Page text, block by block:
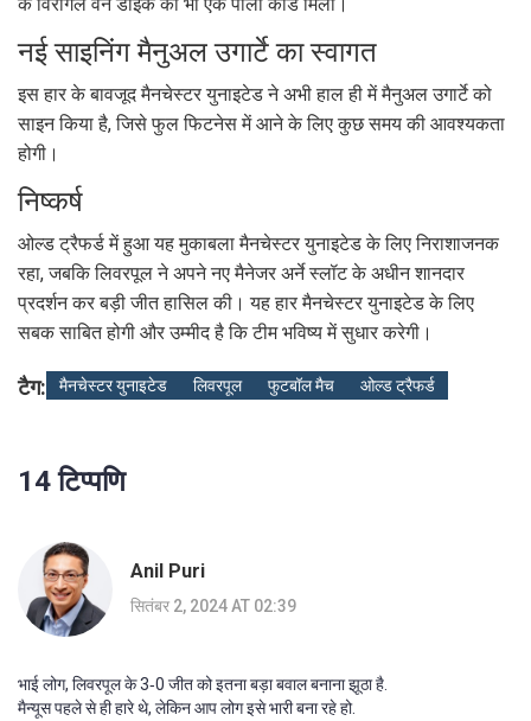
नई साइनिंग मैनुअल उगार्टे का स्वागत
इस हार के बावजूद मैनचेस्टर युनाइटेड ने अभी हाल ही में मैनुअल उगार्टे को
साइन किया है, जिसे फुल फिटनेस में आने के लिए कुछ समय की आवश्यकता
होगी।
निष्कर्ष
ओल्ड ट्रैफर्ड में हुआ यह मुकाबला मैनचेस्टर युनाइटेड के लिए निराशाजनक
रहा, जबकि लिवरपूल ने अपने नए मैनेजर अर्ने स्लॉट के अधीन शानदार
प्रदर्शन कर बड़ी जीत हासिल की। यह हार मैनचेस्टर युनाइटेड के लिए
सबक साबित होगी और उम्मीद है कि टीम भविष्य में सुधार करेगी।
टैग: मैनचेस्टर युनाइटेड लिवरपूल फुटबॉल मैच ओल्ड ट्रैफर्ड
14 टिप्पणि
Anil Puri
सितंबर 2, 2024 AT 02:39
भाई लोग, लिवरपूल के 3‑0 जीत को इतना बड़ा बवाल बनाना झूठा है.
मैन्यूस पहले से ही हारे थे, लेकिन आप लोग इसे भारी बना रहे हो.